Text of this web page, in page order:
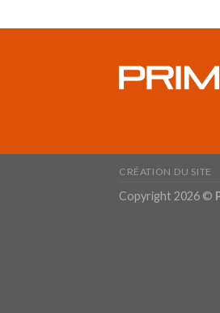
CRÉATION DU SITE
Copyright 2026 ©